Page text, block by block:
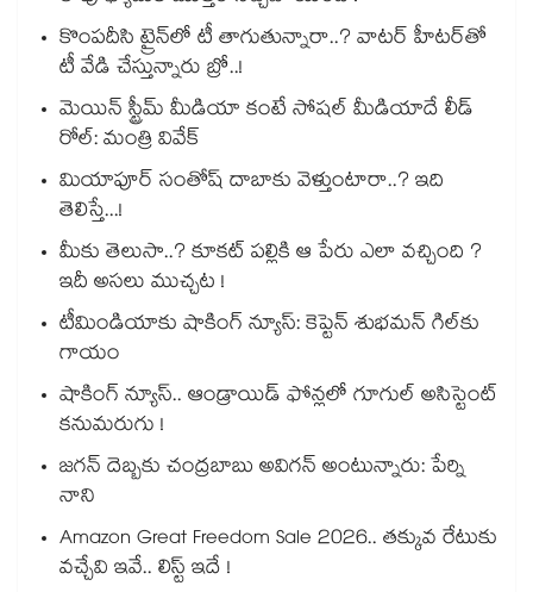
కొంపదీసి ట్రైన్⁬లో టీ తాగుతున్నారా..? వాటర్ హీటర్⁭⁭తో
టీ వేడి చేస్తున్నారు బ్రో..!
మెయిన్ స్ట్రీమ్ మీడియా కంటే సోషల్ మీడియాదే లీడ్
రోల్: మంత్రి వివేక్
మియాపూర్ సంతోష్ దాబాకు వెళ్తుంటారా..? ఇది
తెలిస్తే...!
మీకు తెలుసా..? కూకట్ పల్లికి ఆ పేరు ఎలా వచ్చింది ?
ఇదీ అసలు ముచ్చట !
టీమిండియాకు షాకింగ్ న్యూస్: కెప్టెన్ శుభమన్ గిల్‎కు
గాయం
షాకింగ్ న్యూస్.. ఆండ్రాయిడ్ ఫోన్లలో గూగుల్ అసిస్టెంట్
కనుమరుగు !
జగన్ దెబ్బకు చంద్రబాబు అవిగన్ అంటున్నారు: పేర్ని
నాని
Amazon Great Freedom Sale 2026.. తక్కువ రేటుకు
వచ్చేవి ఇవే.. లిస్ట్ ఇదే !